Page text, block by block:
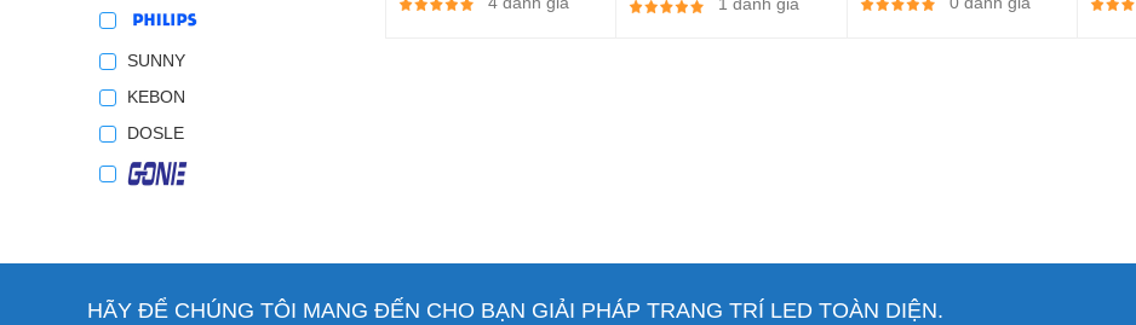
SUNNY
KEBON
DOSLE
1 đánh giá
HÃY ĐỂ CHÚNG TÔI MANG ĐẾN CHO BẠN GIẢI PHÁP TRANG TRÍ LED TOÀN DIỆN.